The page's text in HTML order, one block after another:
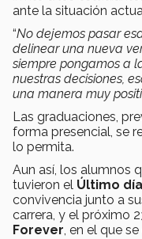
ante la situación
“No dejemos pasar
delinear una nueva
siempre pongamos a
nuestras decisiones,
una manera muy
Las graduaciones,
forma presencial, se
lo permita.
Aun así, los alumnos
tuvieron el Último
convivencia junto a
carrera, y el próximo
Forever, en el que